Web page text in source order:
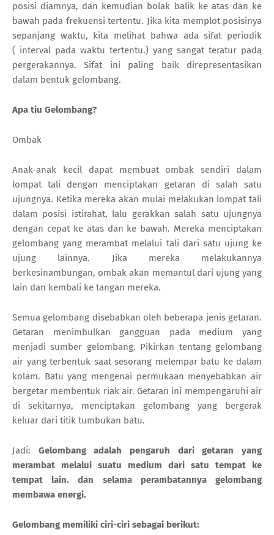
posisi diamnya, dan kemudian bolak balik ke atas dan ke
bawah pada frekuensi tertentu. Jika kita memplot posisinya
sepanjang waktu, kita melihat bahwa ada sifat periodik
( interval pada waktu tertentu.) yang sangat teratur pada
pergerakannya. Sifat ini paling baik direpresentasikan
dalam bentuk gelombang.
Apa tiu Gelombang?
Ombak
Anak-anak kecil dapat membuat ombak sendiri dalam
lompat tali dengan menciptakan getaran di salah satu
ujungnya. Ketika mereka akan mulai melakukan lompat tali
dalam posisi istirahat, lalu gerakkan salah satu ujungnya
dengan cepat ke atas dan ke bawah. Mereka menciptakan
gelombang yang merambat melalui tali dari satu ujung ke
ujung lainnya. Jika mereka melakukannya
berkesinambungan, ombak akan memantul dari ujung yang
lain dan kembali ke tangan mereka.
Semua gelombang disebabkan oleh beberapa jenis getaran.
Getaran menimbulkan gangguan pada medium yang
menjadi sumber gelombang. Pikirkan tentang gelombang
air yang terbentuk saat sesorang melempar batu ke dalam
kolam. Batu yang mengenai permukaan menyebabkan air
bergetar membentuk riak air. Getaran ini mempengaruhi air
di sekitarnya, menciptakan gelombang yang bergerak
keluar dari titik tumbukan batu.
Jadi: Gelombang adalah pengaruh dari getaran yang
merambat melalui suatu medium dari satu tempat ke
tempat lain. dan selama perambatannya gelombang
membawa energi.
Gelombang memiliki ciri-ciri sebagai berikut: